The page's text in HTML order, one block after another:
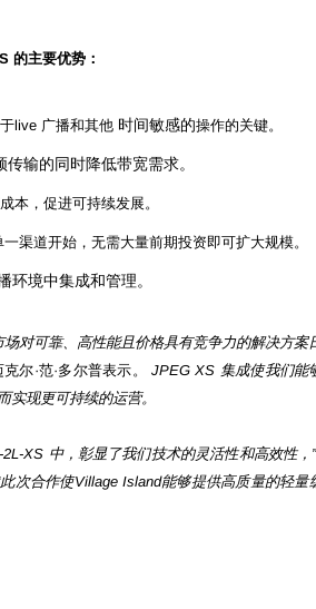
的主要优势：
live 广播和其他 时间敏感的操作的关键。
输的同时降低带宽需求。
本，促进可持续发展。
一渠道开始，无需大量前期投资即可扩大规模。
环境中集成和管理。
对可靠、高性能且价格具有竞争力的解决方案
尔·范·多尔普表示。
JPEG XS 集成使我们能
实现更可持续的运营。
XS 中，彰显了我们技术的灵活性和高效性，
此次合作使Village Island能够提供高质量的轻